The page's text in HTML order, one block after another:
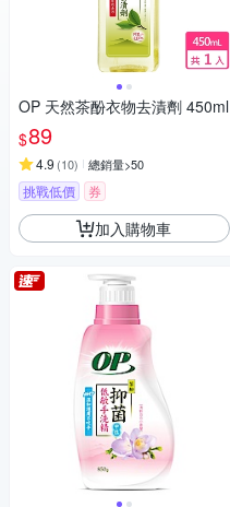
OP 天然茶酚衣物去漬劑 450ml
$89
4.9 (10) 總銷量>50
挑戰低價 券
加入購物車